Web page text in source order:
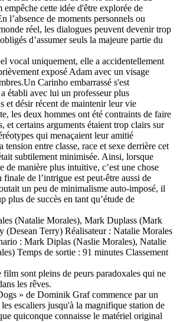
cette idée d'être explorée de
l’absence de moments personnels ou
réel, les dialogues peuvent devenir trop
d’assumer seuls la majeure partie du
vocal uniquement, elle a accidentellement
exposé Adam avec un visage
Carinho embarrassé s'est
établi avec lui un professeur plus
et désir récent de maintenir leur vie
les deux hommes ont été contraints de faire
et certains arguments étaient trop clairs sur
qui menaçaient leur amitié
entre classe, race et sexe derrière cet
subtilement minimisée. Ainsi, lorsque
de manière plus intuitive, c’est une chose
de l’intrigue est peut-être aussi de
un peu de minimalisme auto-imposé, il
plus de succès en tant qu’étude de
(Natalie Morales), Mark Duplass (Mark
(Desean Terry) Réalisateur : Natalie Morales
: Mark Diplas (Naslie Morales), Natalie
Temps de sortie : 91 minutes Classement
film sont pleins de peurs paradoxales qui ne
les rêves.
» de Dominik Graf commence par un
escaliers jusqu'à la magnifique station de
quiconque connaisse le matériel original